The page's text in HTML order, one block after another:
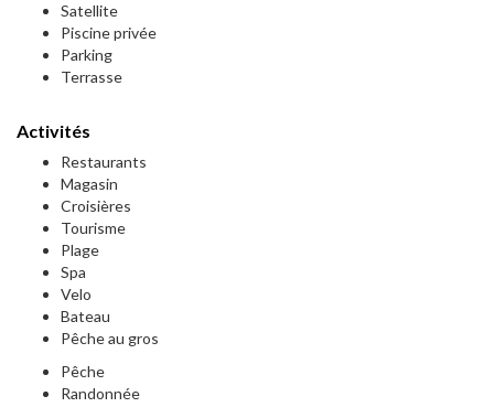
Satellite
Piscine privée
Parking
Terrasse
Activités
Restaurants
Magasin
Croisières
Tourisme
Plage
Spa
Velo
Bateau
Pêche au gros
Pêche
Randonnée